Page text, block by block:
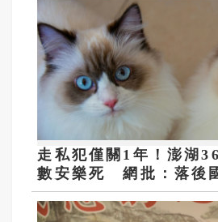
走私犯僅關1年！澎湖
數安樂死 網批：落後